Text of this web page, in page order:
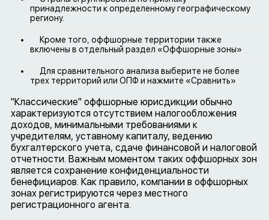
принадлежности к определенному географическому
региону.
Кроме того, оффшорные территории также
включены в отдельный раздел «Оффшорные зоны»
Для сравнительного анализа выберите не более
трех территорий или ОПФ и нажмите «Сравнить»
"Классические" оффшорные юрисдикции обычно
характеризуются отсутствием налогообложения
доходов, минимальными требованиями к
учредителям, уставному капиталу, ведению
бухгалтерского учета, сдаче финансовой и налоговой
отчетности. Важным моментом таких оффшорных зон
является сохранение конфиденциальности
бенефициаров. Как правило, компании в оффшорных
зонах регистрируются через местного
регистрационного агента.